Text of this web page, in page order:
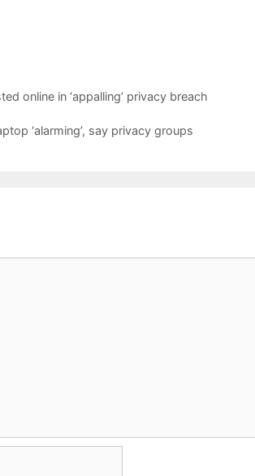
online in ‘appalling’ privacy breach
‘alarming’, say privacy groups